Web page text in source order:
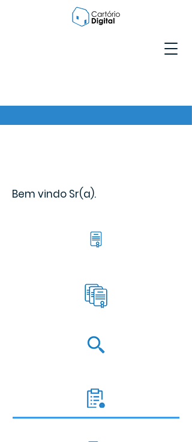
Bem vindo Sr(a).